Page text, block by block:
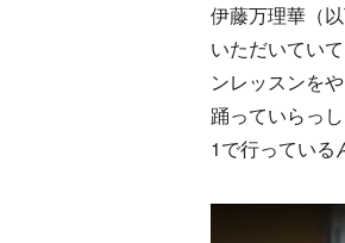
伊藤万理華（
いただいてい
ンレッスンを
踊っていらっ
1で行っている